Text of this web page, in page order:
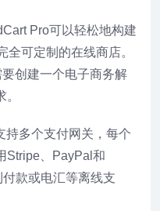
Pro可以轻松地构建
可定制的在线商店。
创建一个电子商务解
持多个支付网关，每个
Stripe、PayPal和
款或电汇等离线支